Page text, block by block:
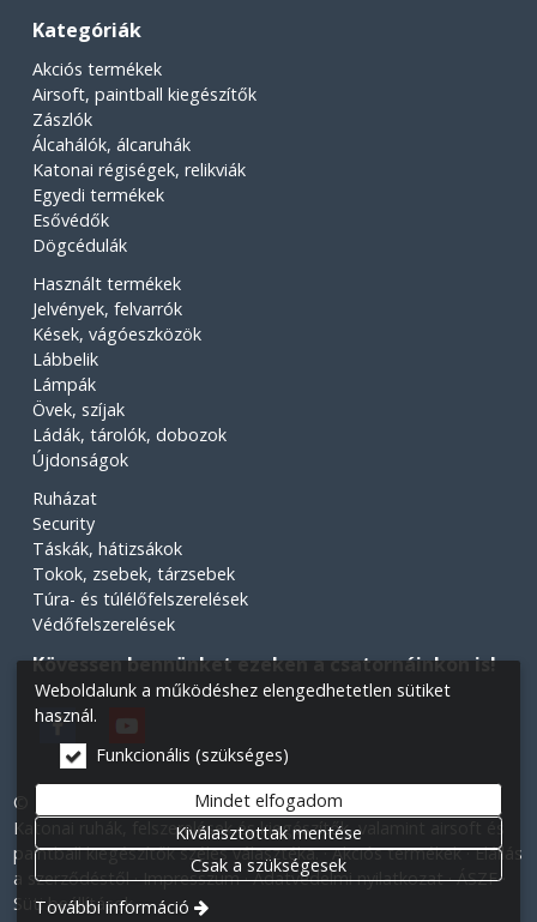
Kategóriák
Akciós termékek
Airsoft, paintball kiegészítők
Zászlók
Álcahálók, álcaruhák
Katonai régiségek, relikviák
Egyedi termékek
Esővédők
Dögcédulák
Használt termékek
Jelvények, felvarrók
Kések, vágóeszközök
Lábbelik
Lámpák
Övek, szíjak
Ládák, tárolók, dobozok
Újdonságok
Ruházat
Security
Táskák, hátizsákok
Tokok, zsebek, tárzsebek
Túra- és túlélőfelszerelések
Védőfelszerelések
Kövessen bennünket ezeken a csatornáinkon is!
© 2026 Minden jog fenntartva! Légiós Military webáruház.
Katonai ruhák, felszerelések és kiegészítők, valamint airsoft és
paintball kiegészítők széles választéka. Akciós termékek Elállás
a szerződéstől Impresszum Adatvédelmi nyilatkozat ÁSZF
Süti beállítások
Weboldalunk a működéshez elengedhetetlen sütiket
használ.
Funkcionális (szükséges)
Mindet elfogadom
Kiválasztottak mentése
Csak a szükségesek
További információ